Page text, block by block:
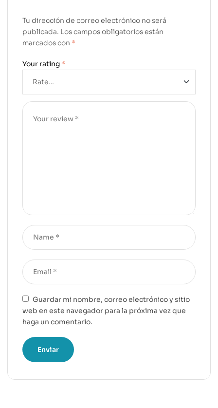
Tu dirección de correo electrónico no será
publicada. Los campos obligatorios están
marcados con *
Your rating *
Guardar mi nombre, correo electrónico y sitio
web en este navegador para la próxima vez que
haga un comentario.